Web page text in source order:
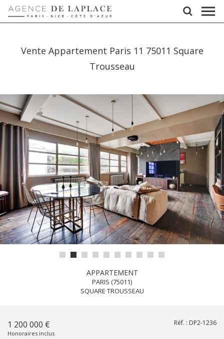
Vente Appartement Paris 11 75011 Square
Trousseau
APPARTEMENT
PARIS (75011)
SQUARE TROUSSEAU
1 200 000 €
Honoraires inclus
Réf. : DP2-1236